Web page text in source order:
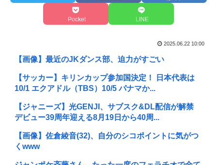
Pocket LINE
2025.06.22 10:00
【画像】最近のJKダンス部、迫力がすごい
【サッカー】キリンカップ参加国決定！ 日本代表は
10/1 エクアドル（TBS）10/5 パナマか...
【ジャニーズ】光GENJI、サブスク&DL配信が解禁
デビュー39周年迎える8月19日から40周...
【画像】佐倉綾音(32)、自分のシコポイントに気がつ
くwww